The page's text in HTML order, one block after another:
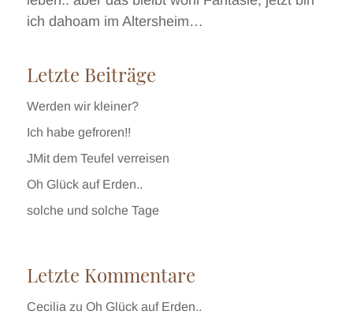
ich dahoam im Altersheim…
Letzte Beiträge
Werden wir kleiner?
Ich habe gefroren!!
JMit dem Teufel verreisen
Oh Glück auf Erden..
solche und solche Tage
Letzte Kommentare
Ceciliazu Oh Glück auf Erden..